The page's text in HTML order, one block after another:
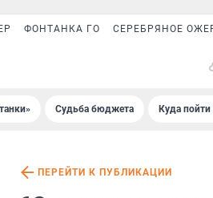
ФОНТАНКА ГО СЕРЕБРЯНОЕ
Судьба бюджета Куда
ПЕРЕЙТИ К ПУБЛИКАЦИИ